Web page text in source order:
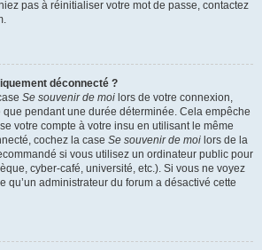
pas à réinitialiser votre mot de passe, contactez
déconnecté ?
Se souvenir de moi lors de votre connexion,
pendant une durée déterminée. Cela empêche
votre compte à votre insu en utilisant le même
cochez la case Se souvenir de moi lors de la
si vous utilisez un ordinateur public pour
cyber-café, université, etc.). Si vous ne voyez
qu’un administrateur du forum a désactivé cette